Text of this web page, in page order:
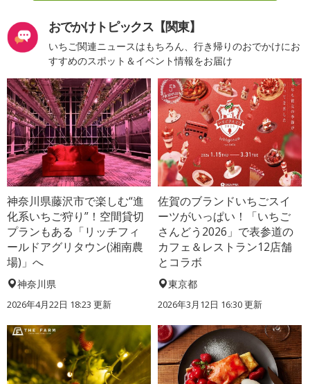
おでかけトピックス【関東】
いちご関連ニュースはもちろん、行き帰りのおでかけにお
すすめのスポット＆イベント情報をお届け
神奈川県藤沢市で楽しむ“進
化系いちご狩り”！空間貸切
プランもある「リッチフィ
ールドアグリタウン(湘南農
場)」へ
神奈川県
2026年4月22日 18:23 更新
佐賀のブランドいちごスイ
ーツがいっぱい！「いちご
さんどう2026」で表参道の
カフェ＆レストラン12店舗
とコラボ
東京都
2026年3月12日 16:30 更新